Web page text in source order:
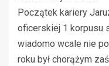
Początek kariery
oficerskiej 1 korpusu
wiadomo wcale nie
roku był chorążym